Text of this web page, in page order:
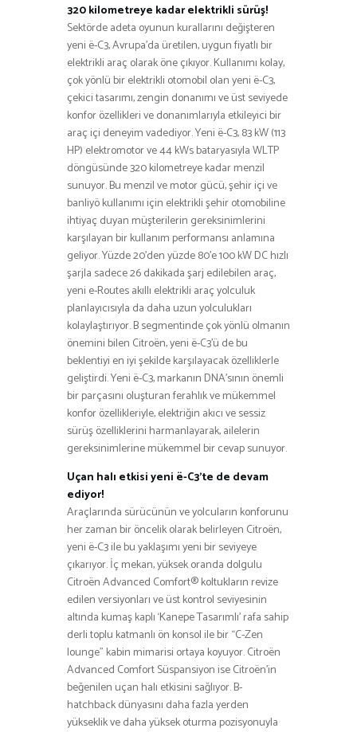
320 kilometreye kadar elektrikli sürüş!
Sektörde adeta oyunun kurallarını değişteren
yeni ë-C3, Avrupa’da üretilen, uygun fiyatlı bir
elektrikli araç olarak öne çıkıyor. Kullanımı kolay,
çok yönlü bir elektrikli otomobil olan yeni ë-C3,
çekici tasarımı, zengin donanımı ve üst seviyede
konfor özellikleri ve donanımlarıyla etkileyici bir
araç içi deneyim vadediyor. Yeni ë-C3, 83 kW (113
HP) elektromotor ve 44 kWs bataryasıyla WLTP
döngüsünde 320 kilometreye kadar menzil
sunuyor. Bu menzil ve motor gücü, şehir içi ve
banliyö kullanımı için elektrikli şehir otomobiline
ihtiyaç duyan müşterilerin gereksinimlerini
karşılayan bir kullanım performansı anlamına
geliyor. Yüzde 20’den yüzde 80’e 100 kW DC hızlı
şarjla sadece 26 dakikada şarj edilebilen araç,
yeni e-Routes akıllı elektrikli araç yolculuk
planlayıcısıyla da daha uzun yolculukları
kolaylaştırıyor. B segmentinde çok yönlü olmanın
önemini bilen Citroën, yeni ë-C3’ü de bu
beklentiyi en iyi şekilde karşılayacak özelliklerle
geliştirdi. Yeni ë-C3, markanın DNA’sının önemli
bir parçasını oluşturan ferahlık ve mükemmel
konfor özellikleriyle, elektriğin akıcı ve sessiz
sürüş özelliklerini harmanlayarak, ailelerin
gereksinimlerine mükemmel bir cevap sunuyor.
Uçan halı etkisi yeni ë-C3’te de devam
ediyor!
Araçlarında sürücünün ve yolcuların konforunu
her zaman bir öncelik olarak belirleyen Citroën,
yeni ë-C3 ile bu yaklaşımı yeni bir seviyeye
çıkarıyor. İç mekan, yüksek oranda dolgulu
Citroën Advanced Comfort® koltukların revize
edilen versiyonları ve üst kontrol seviyesinin
altında kumaş kaplı ‘Kanepe Tasarımlı’ rafa sahip
derli toplu katmanlı ön konsol ile bir “C-Zen
lounge” kabin mimarisi ortaya koyuyor. Citroën
Advanced Comfort Süspansiyon ise Citroën’in
beğenilen uçan halı etkisini sağlıyor. B-
hatchback dünyasını daha fazla yerden
yükseklik ve daha yüksek oturma pozisyonuyla